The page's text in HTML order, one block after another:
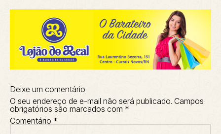
Deixe um comentário
O seu endereço de e-mail não será publicado. Campos
obrigatórios são marcados com *
Comentário *